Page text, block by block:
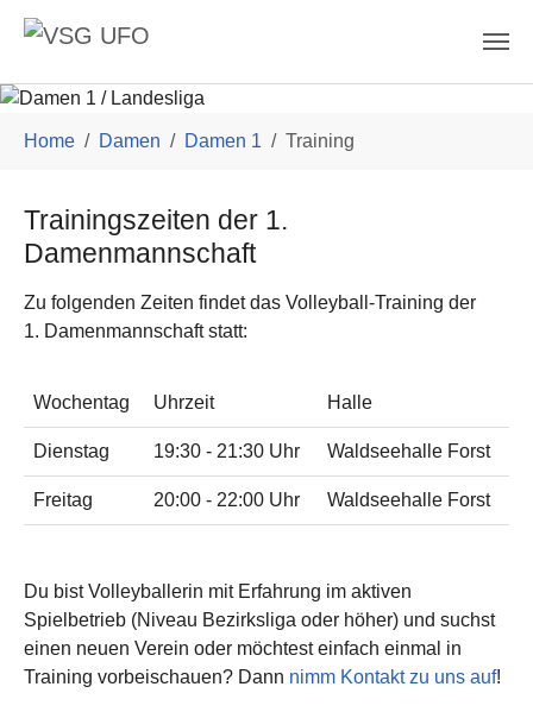
Skip to main content
Home Damen Damen 1 Training
Trainingszeiten der 1.
Damenmannschaft
Zu folgenden Zeiten findet das Volleyball-Training der
1. Damenmannschaft statt:
Wochentag Uhrzeit Halle
Dienstag 19:30 - 21:30 Uhr Waldseehalle Forst
Freitag 20:00 - 22:00 Uhr Waldseehalle Forst
Du bist Volleyballerin mit Erfahrung im aktiven
Spielbetrieb (Niveau Bezirksliga oder höher) und suchst
einen neuen Verein oder möchtest einfach einmal in
Training vorbeischauen? Dann nimm Kontakt zu uns auf!